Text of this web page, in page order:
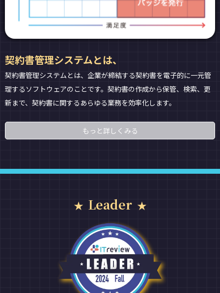
契約書管理システムとは、
契約書管理システムとは、企業が締結する契約書を電子的に一元管
理するソフトウェアのことです。契約書の作成から保管、検索、更
新まで、契約書に関するあらゆる業務を効率化します。
もっと詳しくみる
Leader